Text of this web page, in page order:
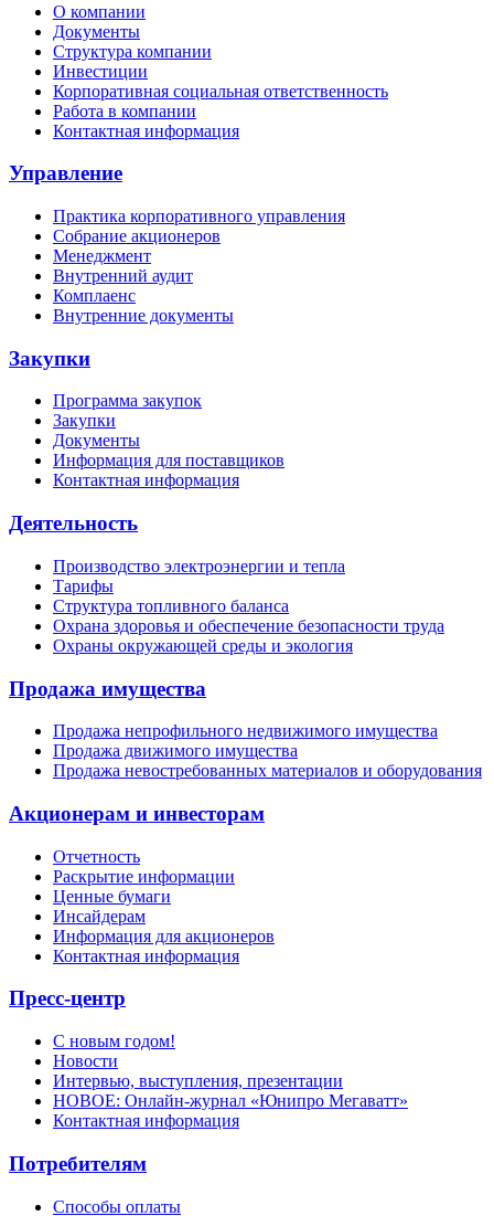
О компании
Документы
Структура компании
Инвестиции
Корпоративная социальная ответственность
Работа в компании
Контактная информация
Управление
Практика корпоративного управления
Собрание акционеров
Менеджмент
Внутренний аудит
Комплаенс
Внутренние документы
Закупки
Программа закупок
Закупки
Документы
Информация для поставщиков
Контактная информация
Деятельность
Производство электроэнергии и тепла
Тарифы
Структура топливного баланса
Охрана здоровья и обеспечение безопасности труда
Охраны окружающей среды и экология
Продажа имущества
Продажа непрофильного недвижимого имущества
Продажа движимого имущества
Продажа невостребованных материалов и оборудования
Акционерам и инвесторам
Отчетность
Раскрытие информации
Ценные бумаги
Инсайдерам
Информация для акционеров
Контактная информация
Пресс-центр
С новым годом!
Новости
Интервью, выступления, презентации
НОВОЕ: Онлайн-журнал «Юнипро Мегаватт»
Контактная информация
Потребителям
Способы оплаты